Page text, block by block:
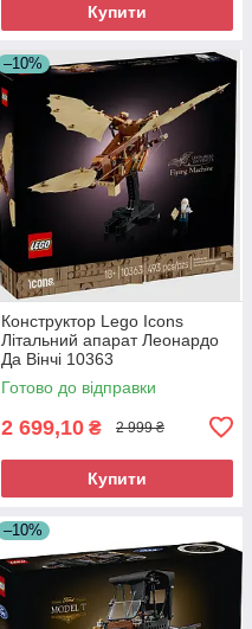
Купити
–10%
Конструктор Lego Icons
Літальний апарат Леонардо
Да Вінчі 10363
Готово до відправки
2 699,10 ₴ 2 999 ₴
Купити
–10%